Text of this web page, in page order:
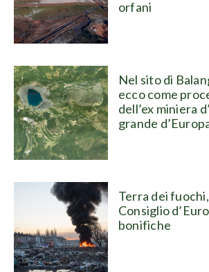
orfani
Nel sito di
ecco come
dell’ex miniera
grande
Terra dei
Consiglio
bonifiche